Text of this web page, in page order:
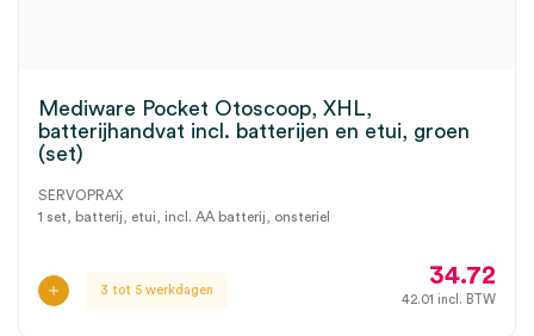
Mediware Pocket Otoscoop, XHL,
batterijhandvat incl. batterijen en etui, groen
(set)
SERVOPRAX
1 set, batterij, etui, incl. AA batterij, onsteriel
3 tot 5 werkdagen
34.72
42.01 incl. BTW